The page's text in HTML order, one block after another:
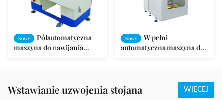
Nowy
Półautomatyczna
maszyna do nawijania
Nowy
W pełni
automatyczna maszyna do
stosu ≤320mm i
certyfikatem ISO9001:2008
Wstawianie uzwojenia stojana WIĘCEJ